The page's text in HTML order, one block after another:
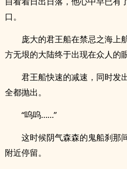
口。
庞大的君王船在禁忌之海上
方无垠的大陆终于出现在众人的眼
君王船快速的减速，同时发
全都抛出。
“呜呜……”
这时候阴气森森的鬼船刹那
附近停留。